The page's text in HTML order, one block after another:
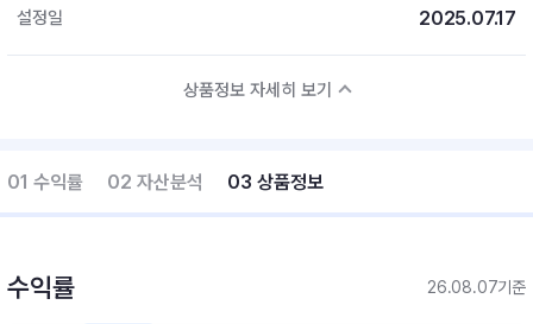
설정일 2025.07.17
상품정보 자세히 보기
01 수익률 02 자산분석 03 상품정보
수익률 26.08.07기준